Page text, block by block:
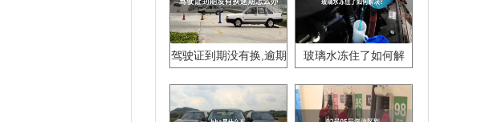
驾驶证到期没有换,逾期
玻璃水冻住了如何解